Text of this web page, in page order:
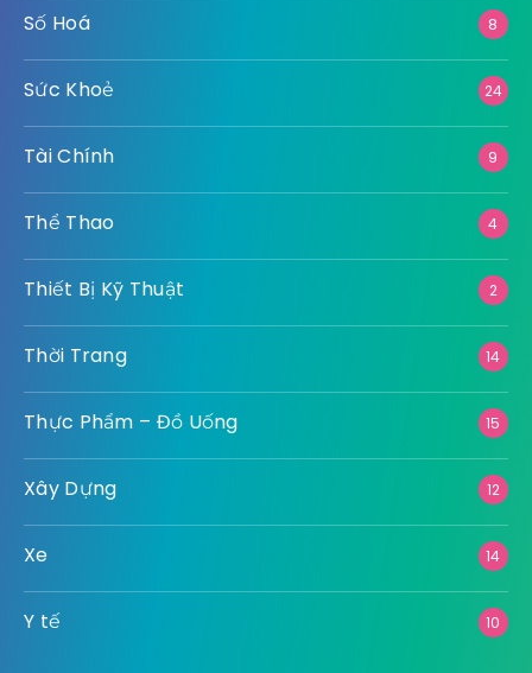
Số Hoá 8
Sức Khoẻ 24
Tài Chính 9
Thể Thao 4
Thiết Bị Kỹ Thuật 2
Thời Trang 14
Thực Phẩm – Đồ Uống 15
Xây Dựng 12
Xe 14
Y tế 10